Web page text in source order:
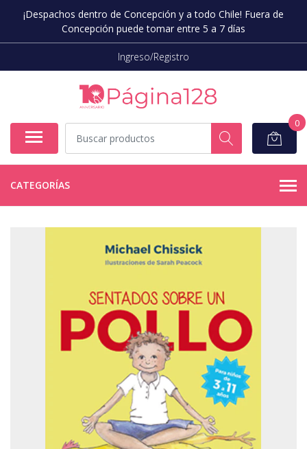
¡Despachos dentro de Concepción y a todo Chile! Fuera de
Concepción puede tomar entre 5 a 7 días
Ingreso/Registro
0
CATEGORÍAS